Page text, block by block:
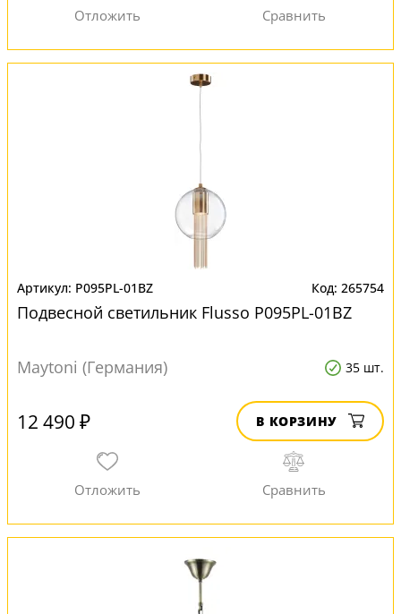
P095PL-01BZ 265754
Подвесной светильник Flusso P095PL-01BZ
Maytoni (Германия) 35 шт.
12 490 ₽ В КОРЗИНУ